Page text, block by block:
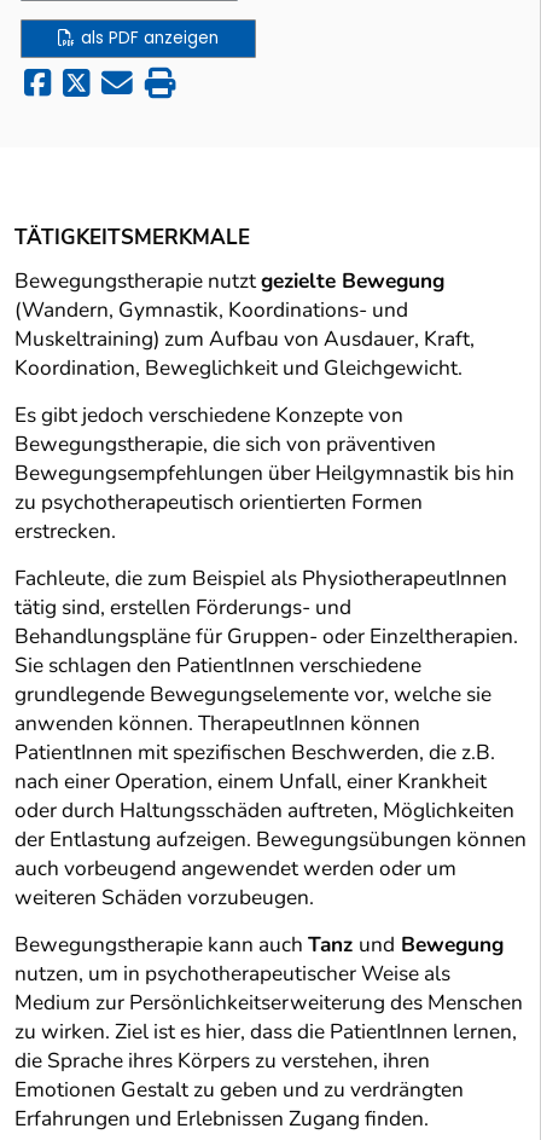
als PDF anzeigen
TÄTIGKEITSMERKMALE
Bewegungstherapie nutztgezielte Bewegung
(Wandern, Gymnastik, Koordinations- und
Muskeltraining) zum Aufbau von Ausdauer, Kraft,
Koordination, Beweglichkeit und Gleichgewicht.
Es gibt jedoch verschiedene Konzepte von
Bewegungstherapie, die sich von präventiven
Bewegungsempfehlungen über Heilgymnastik bis hin
zu psychotherapeutisch orientierten Formen
erstrecken.
Fachleute, die zum Beispiel als PhysiotherapeutInnen
tätig sind, erstellen Förderungs- und
Behandlungspläne für Gruppen- oder Einzeltherapien.
Sie schlagen den PatientInnen verschiedene
grundlegende Bewegungselemente vor, welche sie
anwenden können. TherapeutInnen können
PatientInnen mit spezifischen Beschwerden, die z.B.
nach einer Operation, einem Unfall, einer Krankheit
oder durch Haltungsschäden auftreten, Möglichkeiten
der Entlastung aufzeigen. Bewegungsübungen können
auch vorbeugend angewendet werden oder um
weiteren Schäden vorzubeugen.
Bewegungstherapie kann auch Tanz und Bewegung
nutzen, um in psychotherapeutischer Weise als
Medium zur Persönlichkeitserweiterung des Menschen
zu wirken. Ziel ist es hier, dass die PatientInnen lernen,
die Sprache ihres Körpers zu verstehen, ihren
Emotionen Gestalt zu geben und zu verdrängten
Erfahrungen und Erlebnissen Zugang finden.